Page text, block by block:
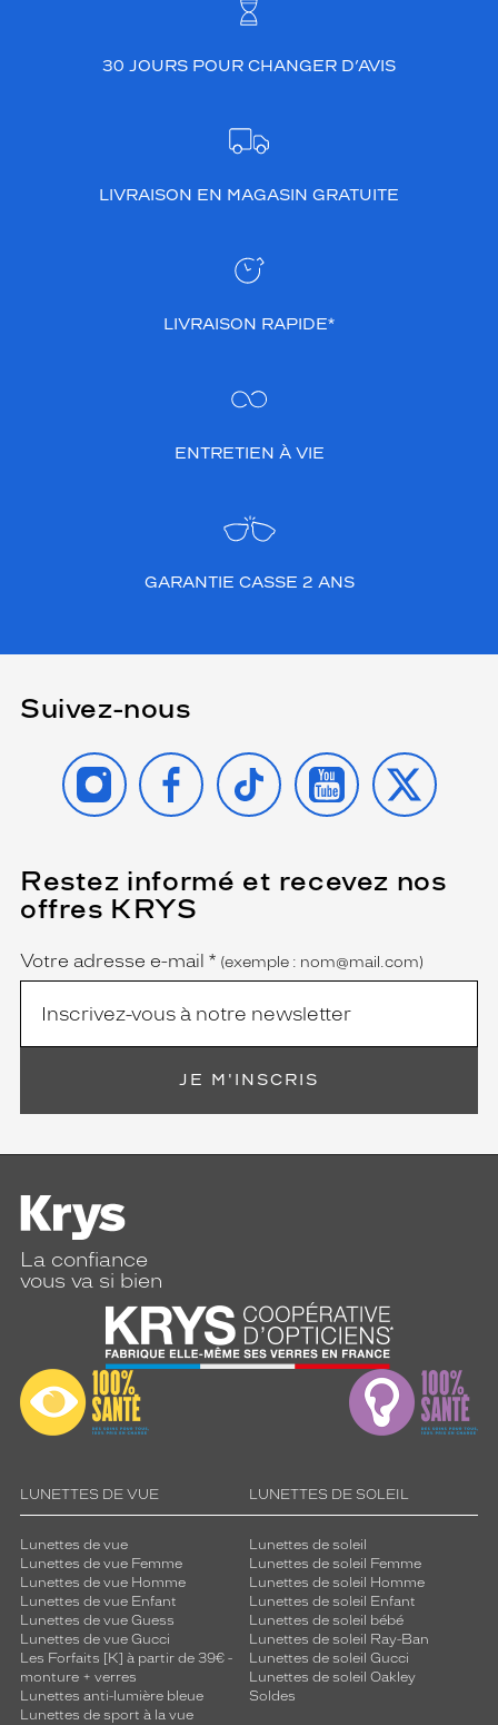
30 JOURS POUR CHANGER D’AVIS
LIVRAISON EN MAGASIN GRATUITE
LIVRAISON RAPIDE*
ENTRETIEN À VIE
GARANTIE CASSE 2 ANS
Suivez-nous
INSTAGRAMFACEBOOK
TIKTOK YOUTUBE
X
Restez informé et recevez nos
offres KRYS
Name
Votre adresse e-mail *
(Ce
champ
est
(exemple : nom@mail.com)
JE M'INSCRIS
La confiance
vous va si bien
LUNETTES DE VUE
Lunettes de vue
Lunettes de vue Femme
Lunettes de vue Homme
Lunettes de vue Enfant
Lunettes de vue Guess
Lunettes de vue Gucci
Les Forfaits [K] à partir de 39€ -
monture + verres
Lunettes anti-lumière bleue
Lunettes de sport à la vue
LUNETTES DE SOLEIL
Lunettes de soleil
Lunettes de soleil Femme
Lunettes de soleil Homme
Lunettes de soleil Enfant
Lunettes de soleil bébé
Lunettes de soleil Ray-Ban
Lunettes de soleil Gucci
Lunettes de soleil Oakley
Soldes